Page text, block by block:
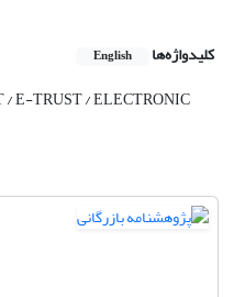
کلیدواژه‌ها English
E-TRUST / ELECTRONIC